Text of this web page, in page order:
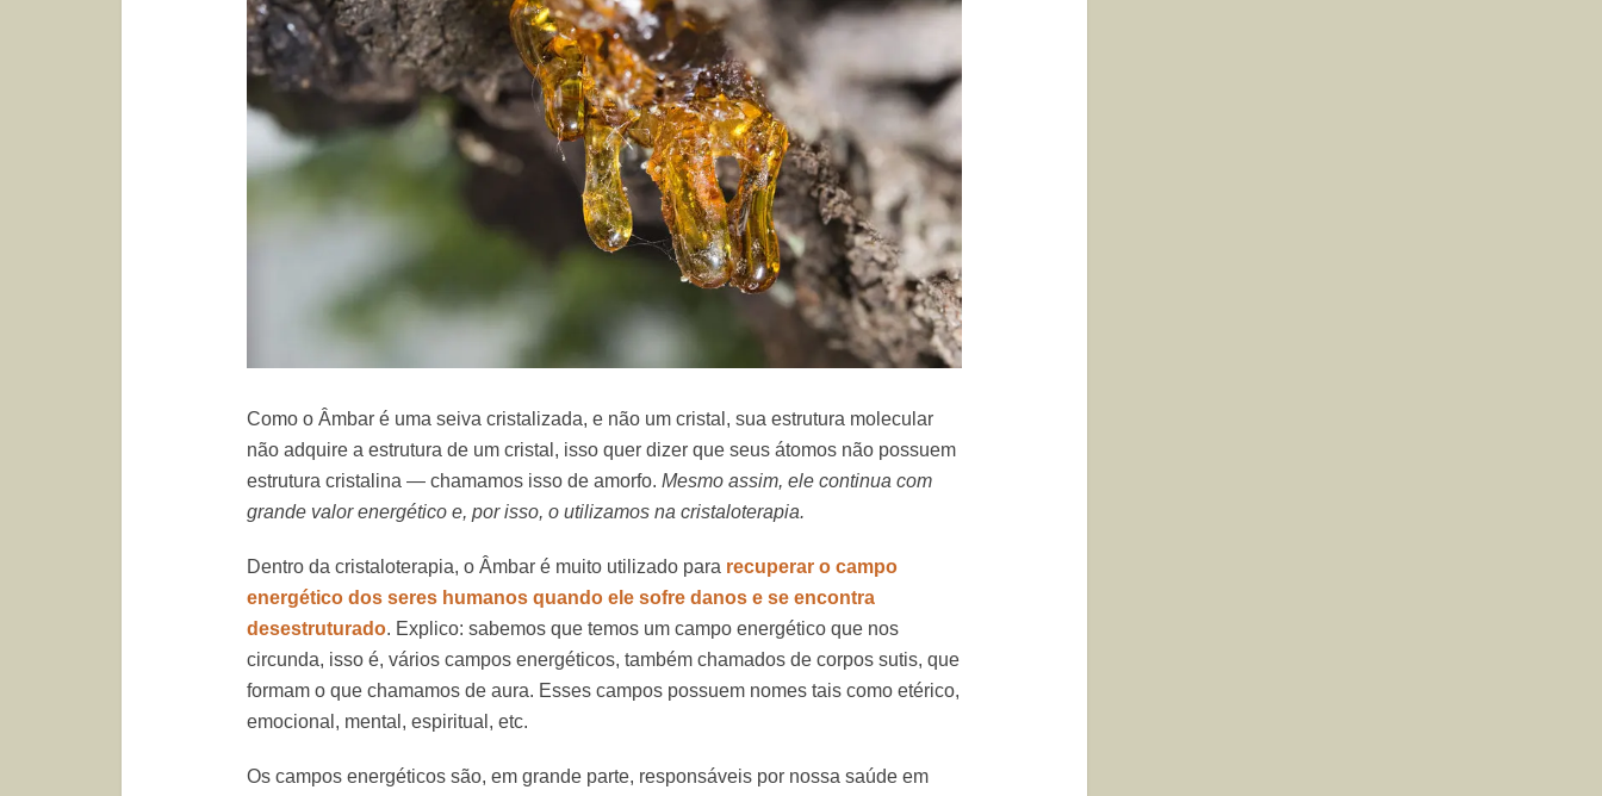
Como o Âmbar é uma seiva cristalizada, e não um cristal, sua estrutura molecular
não adquire a estrutura de um cristal, isso quer dizer que seus átomos não possuem
estrutura cristalina — chamamos isso de amorfo. Mesmo assim, ele continua com
grande valor energético e, por isso, o utilizamos na cristaloterapia.
Dentro da cristaloterapia, o Âmbar é muito utilizado para recuperar o campo
energético dos seres humanos quando ele sofre danos e se encontra
desestruturado. Explico: sabemos que temos um campo energético que nos
circunda, isso é, vários campos energéticos, também chamados de corpos sutis, que
formam o que chamamos de aura. Esses campos possuem nomes tais como etérico,
emocional, mental, espiritual, etc.
Os campos energéticos são, em grande parte, responsáveis por nossa saúde em